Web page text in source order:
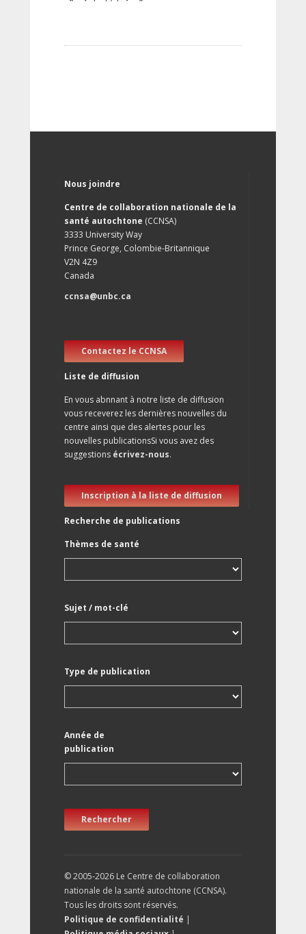
Nous joindre
Centre de collaboration nationale de la
santé autochtone (CCNSA)
3333 University Way
Prince George, Colombie-Britannique
V2N 4Z9
Canada
ccnsa@unbc.ca
Contactez le CCNSA
Liste de diffusion
En vous abnnant à notre liste de diffusion
vous receverez les dernières nouvelles du
centre ainsi que des alertes pour les
nouvelles publicationsSi vous avez des
suggestions écrivez-nous.
Inscription à la liste de diffusion
Recherche de publications
Thèmes de santé
Sujet / mot-clé
Type de publication
Année de
publication
Rechercher
© 2005-2026 Le Centre de collaboration
nationale de la santé autochtone (CCNSA).
Tous les droits sont réservés.
Politique de confidentialité |